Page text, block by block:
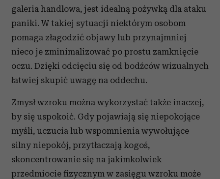
galeria handlowa, jest idealną pożywką dla ataku
paniki. W takiej sytuacji niektórym osobom
pomaga złagodzić objawy lub przynajmniej
nieco je zminimalizować po prostu zamknięcie
oczu. Dzięki odcięciu się od bodźców wizualnych
łatwiej skupić uwagę na oddechu.
Zmysł wzroku można wykorzystać także inaczej,
by się uspokoić. Gdy pojawiają się niepokojące
myśli, uczucia lub wspomnienia wywołujące
silny niepokój, przytłaczają kogoś,
skoncentrowanie się na jakimkolwiek
przedmiocie fizycznym w zasięgu wzroku może